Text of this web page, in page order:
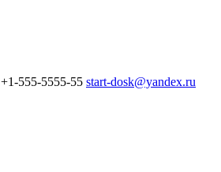
+1-555-5555-55 start-dosk@yandex.ru